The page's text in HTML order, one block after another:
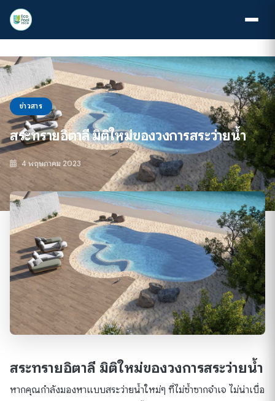
ข่าวสาร
สระทรายอิตาลี มิติใหม่ของวงการสระว่ายน้ำ
4 พฤษภาคม 2023
สระทรายอิตาลี มิติใหม่ของวงการสระว่ายน้ำ
หากคุณกำลังมองหาแบบสระว่ายน้ำใหม่ๆ ที่ไม่ซ้ำซากจำเจ ไม่น่าเบื่อ